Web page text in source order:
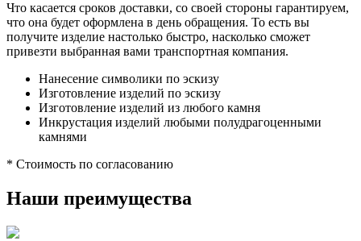
Что касается сроков доставки, со своей стороны гарантируем,
что она будет оформлена в день обращения. То есть вы
получите изделие настолько быстро, насколько сможет
привезти выбранная вами транспортная компания.
Нанесение символики по эскизу
Изготовление изделий по эскизу
Изготовление изделий из любого камня
Инкрустация изделий любыми полудрагоценными
камнями
* Стоимость по согласованию
Наши преимущества